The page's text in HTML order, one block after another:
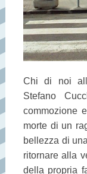
Chi di noi
Stefano
commozione
morte di un
bellezza di
ritornare alla
della propria